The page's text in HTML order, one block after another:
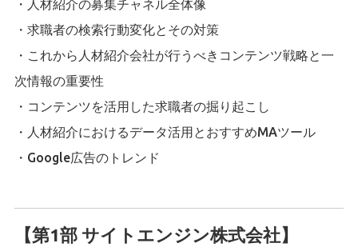
・人材紹介の募集チャネル全体像
・求職者の検索行動変化とその対策
・これから人材紹介会社が行うべきコンテンツ戦略と一
次情報の重要性
・コンテンツを活用した求職者の掘り起こし
・人材紹介におけるデータ活用とおすすめMAツール
・ Google広告のトレンド
【第1部 サイトエンジン株式会社】